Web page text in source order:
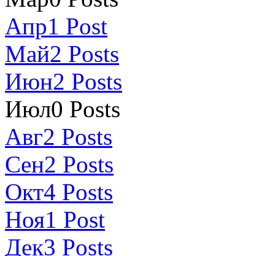
Апр1 Post
Май2 Posts
Июн2 Posts
Июл0 Posts
Авг2 Posts
Сен2 Posts
Окт4 Posts
Ноя1 Post
Дек3 Posts